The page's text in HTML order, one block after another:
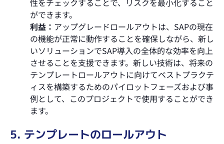
性をチェックすることで、リスクを最小化すること
ができます。
利益： アップグレードロールアウトは、SAPの現在
の機能が正常に動作することを確保しながら、新し
いソリューションでSAP導入の全体的な効率を向上
させることを支援できます。新しい技術は、将来の
テンプレートロールアウトに向けてベストプラクテ
ィスを構築するためのパイロットフェーズおよび事
例として、このプロジェクトで使用することができ
ます。
5. テンプレートのロールアウト